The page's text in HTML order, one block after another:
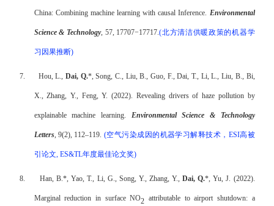
China: Combining machine learning with causal Inference. Environmental
Science & Technology, 57, 17707−17717.(北方清洁供暖政策的机器学
习因果推断)
7. Hou, L., Dai, Q.*, Song, C., Liu, B., Guo, F., Dai, T., Li, L., Liu, B., Bi,
X., Zhang, Y., Feng, Y. (2022). Revealing drivers of haze pollution by
explainable machine learning. Environmental Science & Technology
Letters, 9(2), 112–119. (空气污染成因的机器学习解释技术， ESI高被
引论文, ES&TL年度最佳论文奖)
8. Han, B.*, Yao, T., Li, G., Song, Y., Zhang, Y.,Dai, Q.*, Yu, J. (2022).
Marginal reduction in surface NO2 attributable to airport shutdown: a